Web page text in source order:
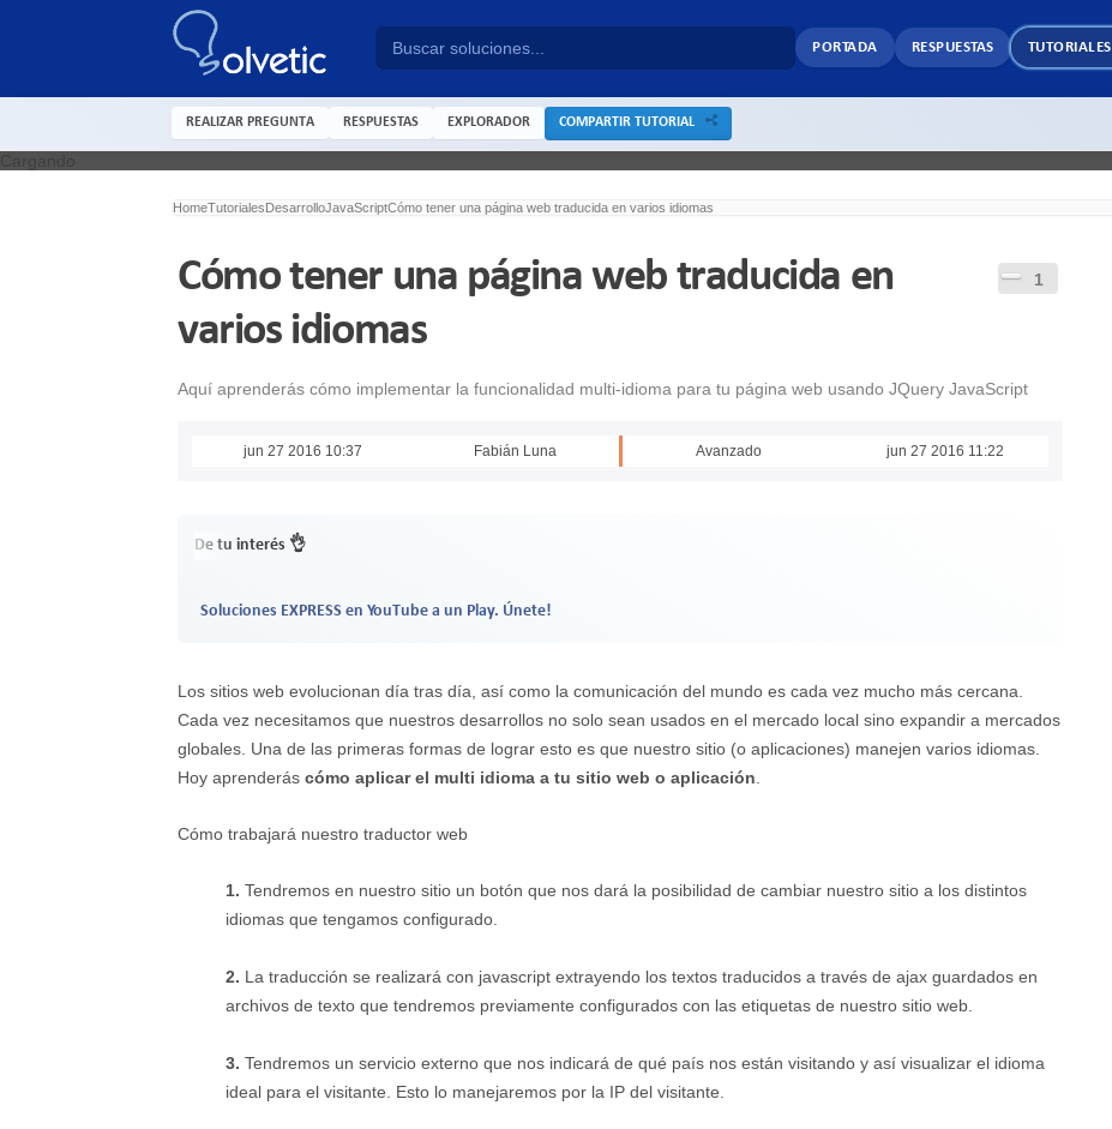
PORTADA RESPUESTAS TUTORIALES
REALIZAR PREGUNTA RESPUESTAS EXPLORADOR COMPARTIR TUTORIAL
HomeTutorialesDesarrolloJavaScriptCómo tener una página web traducida en varios idiomas
1
Cómo tener una página web traducida en
varios idiomas
Aquí aprenderás cómo implementar la funcionalidad multi-idioma para tu página web usando JQuery JavaScript
jun 27 2016 10:37 Fabián Luna Avanzado jun 27 2016 11:22
De tu interés 👌
Soluciones EXPRESS en YouTube a un Play. Únete!
Los sitios web evolucionan día tras día, así como la comunicación del mundo es cada vez mucho más cercana.
Cada vez necesitamos que nuestros desarrollos no solo sean usados en el mercado local sino expandir a mercados
globales. Una de las primeras formas de lograr esto es que nuestro sitio (o aplicaciones) manejen varios idiomas.
Hoy aprenderás cómo aplicar el multi idioma a tu sitio web o aplicación.
Cómo trabajará nuestro traductor web
1. Tendremos en nuestro sitio un botón que nos dará la posibilidad de cambiar nuestro sitio a los distintos
idiomas que tengamos configurado.
2. La traducción se realizará con javascript extrayendo los textos traducidos a través de ajax guardados en
archivos de texto que tendremos previamente configurados con las etiquetas de nuestro sitio web.
3. Tendremos un servicio externo que nos indicará de qué país nos están visitando y así visualizar el idioma
ideal para el visitante. Esto lo manejaremos por la IP del visitante.